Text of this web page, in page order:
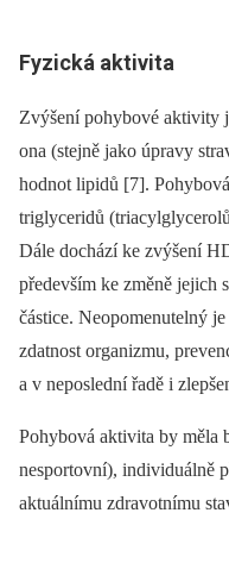
Fyzická aktivita
Zvýšení pohybové aktivity
ona (stejně jako úpravy
hodnot lipidů [7].
triglyceridů
Dále dochází ke zvýšení
především ke změně jejich
částice. Neopomenutelný
zdatnost organizmu,
a v neposlední řadě i
Pohybová aktivita by měla
nesportovní), individuálně
aktuálnímu zdravotnímu